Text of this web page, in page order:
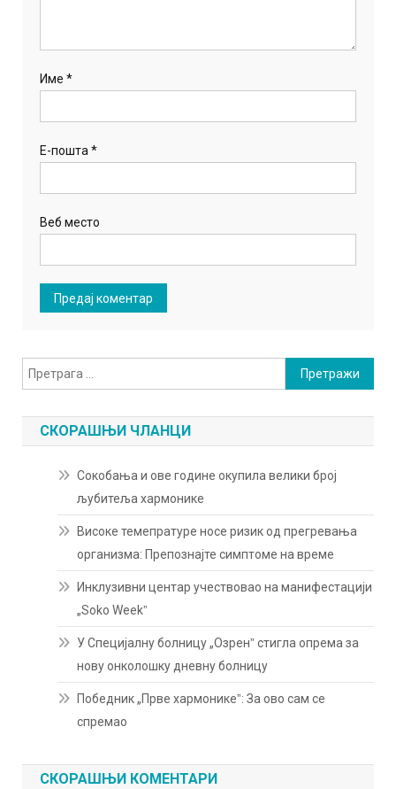
Име*
Е-пошта*
Веб место
Претрага
за:
СКОРАШЊИ ЧЛАНЦИ
Сокобања и ове године окупила велики број
љубитеља хармонике
Високе темепратуре носе ризик од прегревања
организма: Препознајте симптоме на време
Инклузивни центар учествовао на манифестацији
„Soko Weekˮ
У Специјалну болницу „Озренˮ стигла опрема за
нову онколошку дневну болницу
Победник „Прве хармоникеˮ: За ово сам се
спремао
СКОРАШЊИ КОМЕНТАРИ